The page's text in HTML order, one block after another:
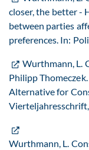
closer, the better -
between parties
preferences. In:
Wurthmann, L.
Philipp
Alternative for
Wurthmann, L.